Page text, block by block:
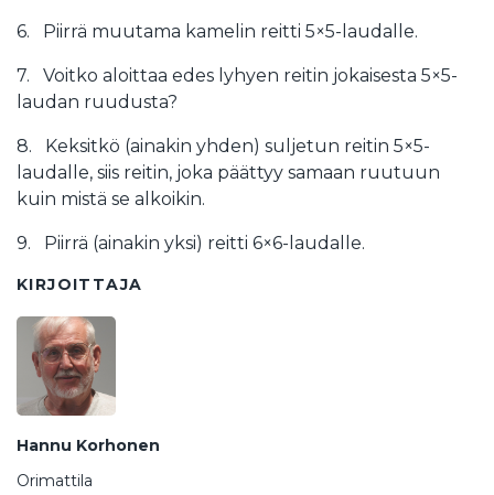
6. Piirrä muutama kamelin reitti 5×5-laudalle.
7. Voitko aloittaa edes lyhyen reitin jokaisesta 5×5-
laudan ruudusta?
8. Keksitkö (ainakin yhden) suljetun reitin 5×5-
laudalle, siis reitin, joka päättyy samaan ruutuun
kuin mistä se alkoikin.
9. Piirrä (ainakin yksi) reitti 6×6-laudalle.
KIRJOITTAJA
Hannu Korhonen
Orimattila